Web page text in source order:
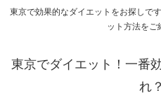
東京で効果的なダイエットをお探しで
ット方法をご
東京でダイエット！一番
れ？